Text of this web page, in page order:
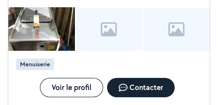
Menuiserie
Voir le profil Contacter